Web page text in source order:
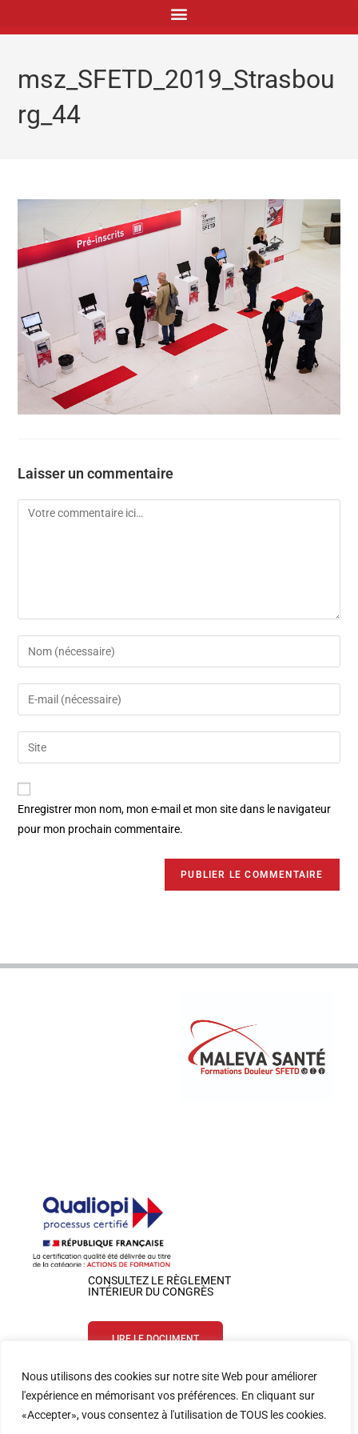
Nous utilisons des cookies sur notre site Web pour améliorer
l'expérience en mémorisant vos préférences. En cliquant sur
«Accepter», vous consentez à l'utilisation de TOUS les cookies.
msz_SFETD_2019_Strasbou
rg_44
Laisser un commentaire
Enregistrer mon nom, mon e-mail et mon site dans le navigateur
pour mon prochain commentaire.
CONSULTEZ LE RÈGLEMENT
INTÉRIEUR DU CONGRÈS
LIRE LE DOCUMENT
SUIVEZ-NOUS SUR LES RÉSEAUX